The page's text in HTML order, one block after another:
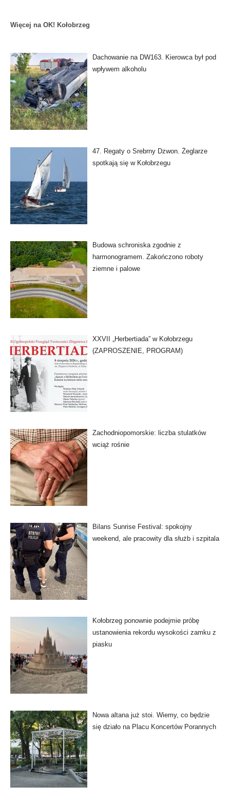
Więcej na OK! Kołobrzeg
Dachowanie na DW163. Kierowca był pod
wpływem alkoholu
47. Regaty o Srebrny Dzwon. Żeglarze
spotkają się w Kołobrzegu
Budowa schroniska zgodnie z
harmonogramem. Zakończono roboty
ziemne i palowe
XXVII „Herbertiada” w Kołobrzegu
(ZAPROSZENIE, PROGRAM)
Zachodniopomorskie: liczba stulatków
wciąż rośnie
Bilans Sunrise Festival: spokojny
weekend, ale pracowity dla służb i szpitala
Kołobrzeg ponownie podejmie próbę
ustanowienia rekordu wysokości zamku z
piasku
Nowa altana już stoi. Wiemy, co będzie
się działo na Placu Koncertów Porannych